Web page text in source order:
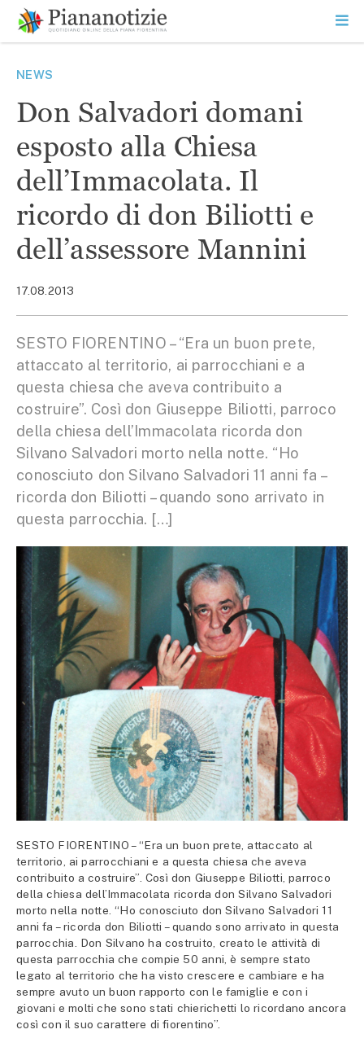
contenuto
SEARCH
NEWS
Don Salvadori domani
esposto alla Chiesa
dell’Immacolata. Il
ricordo di don Biliotti e
dell’assessore Mannini
17.08.2013
SESTO FIORENTINO – “Era un buon prete,
attaccato al territorio, ai parrocchiani e a
questa chiesa che aveva contribuito a
costruire”. Così don Giuseppe Biliotti, parroco
della chiesa dell’Immacolata ricorda don
Silvano Salvadori morto nella notte. “Ho
conosciuto don Silvano Salvadori 11 anni fa –
ricorda don Biliotti – quando sono arrivato in
questa parrocchia. […]
SESTO FIORENTINO – “Era un buon prete, attaccato al
territorio, ai parrocchiani e a questa chiesa che aveva
contribuito a costruire”. Così don Giuseppe Biliotti, parroco
della chiesa dell’Immacolata ricorda don Silvano Salvadori
morto nella notte. “Ho conosciuto don Silvano Salvadori 11
anni fa – ricorda don Biliotti – quando sono arrivato in questa
parrocchia. Don Silvano ha costruito, creato le attività di
questa parrocchia che compie 50 anni, è sempre stato
legato al territorio che ha visto crescere e cambiare e ha
sempre avuto un buon rapporto con le famiglie e con i
giovani e molti che sono stati chierichetti lo ricordano ancora
così con il suo carattere di fiorentino”.